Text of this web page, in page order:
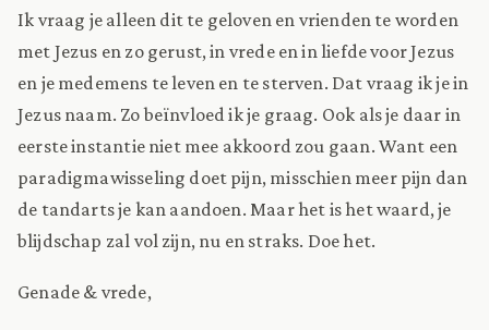
Ik vraag je alleen dit te geloven en vrienden te worden
met Jezus en zo gerust, in vrede en in liefde voor Jezus
en je medemens te leven en te sterven. Dat vraag ik je in
Jezus naam. Zo beïnvloed ik je graag. Ook als je daar in
eerste instantie niet mee akkoord zou gaan. Want een
paradigmawisseling doet pijn, misschien meer pijn dan
de tandarts je kan aandoen. Maar het is het waard, je
blijdschap zal vol zijn, nu en straks. Doe het.
Genade & vrede,